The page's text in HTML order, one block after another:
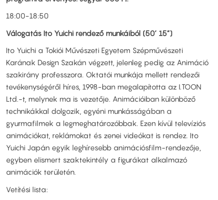
18:00-18:50
Válogatás Ito Yuichi rendező munkáiból (50’ 15”)
Ito Yuichi a Tokiói Művészeti Egyetem Szépművészeti
Karának Design Szakán végzett, jelenleg pedig az Animáció
szakirány professzora. Oktatói munkája mellett rendezői
tevékenységéről híres, 1998-ban megalapította az I.TOON
Ltd.-t, melynek ma is vezetője. Animációiban különböző
technikákkal dolgozik, egyéni munkásságában a
gyurmafilmek a legmeghatározóbbak. Ezen kívül televíziós
animációkat, reklámokat és zenei videókat is rendez. Ito
Yuichi Japán egyik leghíresebb animációsfilm-rendezője,
egyben elismert szaktekintély a figurákat alkalmazó
animációk területén.
Vetítési lista: